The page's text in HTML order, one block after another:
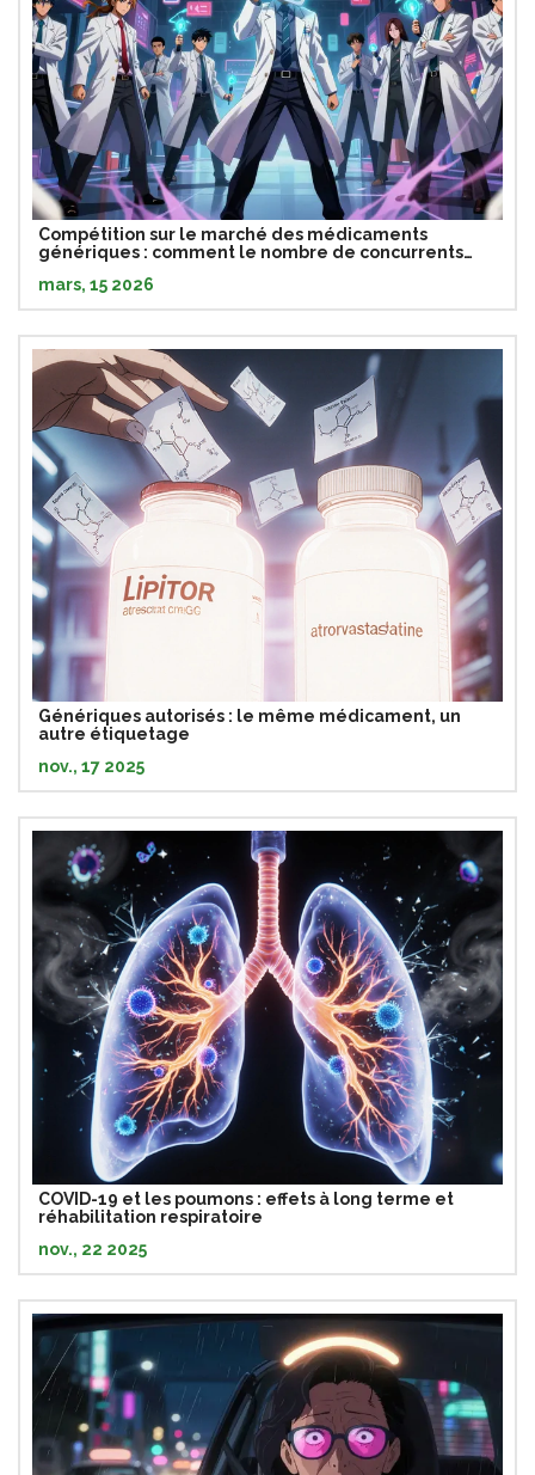
Compétition sur le marché des médicaments
génériques : comment le nombre de concurrents
mars, 15 2026
Génériques autorisés : le même médicament, un
autre étiquetage
nov., 17 2025
COVID-19 et les poumons : effets à long terme et
réhabilitation respiratoire
nov., 22 2025